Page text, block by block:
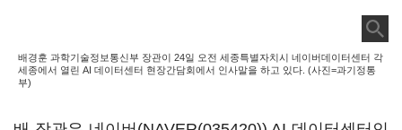
배경훈 과학기술정보통신부 장관이 24일 오전 세종특별자치시 네이버데이터센터 각
세종에서 열린 AI 데이터센터 현장간담회에서 인사말을 하고 있다. (사진=과기정통
부)